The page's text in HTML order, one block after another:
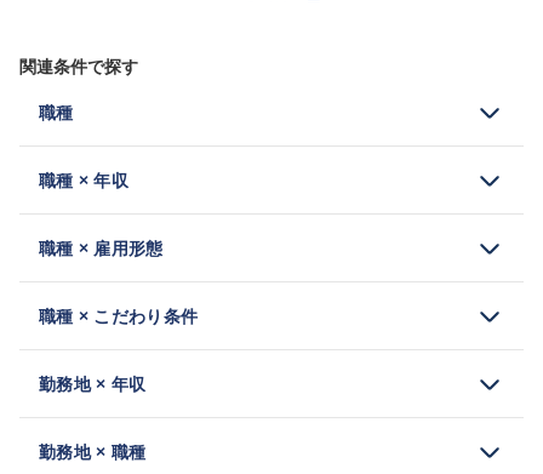
関連条件で探す
職種
職種 × 年収
職種 × 雇用形態
職種 × こだわり条件
勤務地 × 年収
勤務地 × 職種